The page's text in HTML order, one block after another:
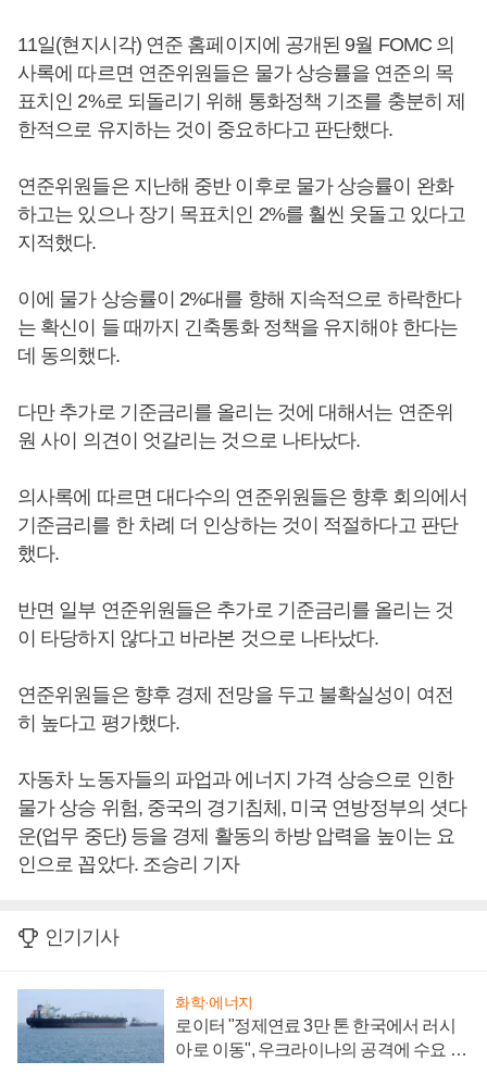
11일(현지시각) 연준 홈페이지에 공개된 9월 FOMC 의
사록에 따르면 연준위원들은 물가 상승률을 연준의 목
표치인 2%로 되돌리기 위해 통화정책 기조를 충분히 제
한적으로 유지하는 것이 중요하다고 판단했다.
연준위원들은 지난해 중반 이후로 물가 상승률이 완화
하고는 있으나 장기 목표치인 2%를 훨씬 웃돌고 있다고
지적했다.
이에 물가 상승률이 2%대를 향해 지속적으로 하락한다
는 확신이 들 때까지 긴축통화 정책을 유지해야 한다는
데 동의했다.
다만 추가로 기준금리를 올리는 것에 대해서는 연준위
원 사이 의견이 엇갈리는 것으로 나타났다.
의사록에 따르면 대다수의 연준위원들은 향후 회의에서
기준금리를 한 차례 더 인상하는 것이 적절하다고 판단
했다.
반면 일부 연준위원들은 추가로 기준금리를 올리는 것
이 타당하지 않다고 바라본 것으로 나타났다.
연준위원들은 향후 경제 전망을 두고 불확실성이 여전
히 높다고 평가했다.
자동차 노동자들의 파업과 에너지 가격 상승으로 인한
물가 상승 위험, 중국의 경기침체, 미국 연방정부의 셧다
운(업무 중단) 등을 경제 활동의 하방 압력을 높이는 요
인으로 꼽았다. 조승리 기자
인기기사
화학·에너지
로이터 "정제연료 3만 톤 한국에서 러시
아로 이동", 우크라이나의 공격에 수요 늘